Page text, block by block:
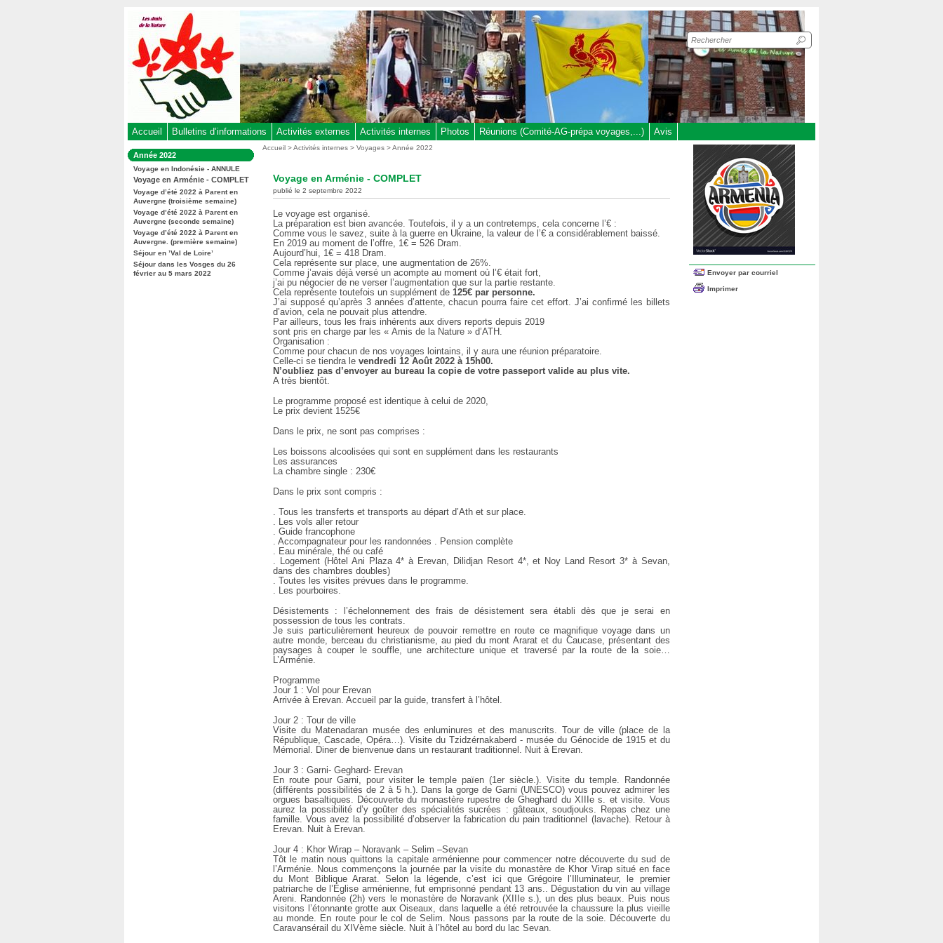
Recherche
sur
le
site
Accueil Bulletins d’informations Activités externes Activités internes Photos Réunions (Comité-AG-prépa voyages,...) Avis
Dans
la
rubrique
:
Année 2022
Voyage en Indonésie - ANNULE
Voyage en Arménie - COMPLET
Voyage d’été 2022 à Parent en
Auvergne (troisième semaine)
Voyage d’été 2022 à Parent en
Auvergne (seconde semaine)
Voyage d’été 2022 à Parent en
Auvergne. (première semaine)
Séjour en ’Val de Loire’
Séjour dans les Vosges du 26
février au 5 mars 2022
Vous
Accueil >Activités internes >Voyages>Année 2022
Voyage en Arménie - COMPLET
publié le 2 septembre 2022
Le voyage est organisé.
La préparation est bien avancée. Toutefois, il y a un contretemps, cela concerne l’€ :
Comme vous le savez, suite à la guerre en Ukraine, la valeur de l’€ a considérablement baissé.
En 2019 au moment de l’offre, 1€ = 526 Dram.
Aujourd’hui, 1€ = 418 Dram.
Cela représente sur place, une augmentation de 26%.
Comme j’avais déjà versé un acompte au moment où l’€ était fort,
j’ai pu négocier de ne verser l’augmentation que sur la partie restante.
Cela représente toutefois un supplément de125€ par personne.
J’ai supposé qu’après 3 années d’attente, chacun pourra faire cet effort. J’ai confirmé les billets
d’avion, cela ne pouvait plus attendre.
Par ailleurs, tous les frais inhérents aux divers reports depuis 2019
sont pris en charge par les « Amis de la Nature » d’ATH.
Organisation :
Comme pour chacun de nos voyages lointains, il y aura une réunion préparatoire.
Celle-ci se tiendra levendredi 12 Août 2022 à 15h00.
N’oubliez pas d’envoyer au bureau la copie de votre passeport valide au plus vite.
A très bientôt.
Le programme proposé est identique à celui de 2020,
Le prix devient 1525€
Dans le prix, ne sont pas comprises :
Les boissons alcoolisées qui sont en supplément dans les restaurants
Les assurances
La chambre single : 230€
Dans le prix sont compris :
. Tous les transferts et transports au départ d’Ath et sur place.
. Les vols aller retour
. Guide francophone
. Accompagnateur pour les randonnées . Pension complète
. Eau minérale, thé ou café
. Logement (Hôtel Ani Plaza 4* à Erevan, Dilidjan Resort 4*, et Noy Land Resort 3* à Sevan,
dans des chambres doubles)
. Toutes les visites prévues dans le programme.
. Les pourboires.
Désistements : l’échelonnement des frais de désistement sera établi dès que je serai en
possession de tous les contrats.
Je suis particulièrement heureux de pouvoir remettre en route ce magnifique voyage dans un
autre monde, berceau du christianisme, au pied du mont Ararat et du Caucase, présentant des
paysages à couper le souffle, une architecture unique et traversé par la route de la soie…
L’Arménie.
Programme
Jour 1 : Vol pour Erevan
Arrivée à Erevan. Accueil par la guide, transfert à l’hôtel.
Jour 2 : Tour de ville
Visite du Matenadaran musée des enluminures et des manuscrits. Tour de ville (place de la
République, Cascade, Opéra…). Visite du Tzidzérnakaberd - musée du Génocide de 1915 et du
Mémorial. Diner de bienvenue dans un restaurant traditionnel. Nuit à Erevan.
Jour 3 : Garni- Geghard- Erevan
En route pour Garni, pour visiter le temple païen (1er siècle.). Visite du temple. Randonnée
(différents possibilités de 2 à 5 h.). Dans la gorge de Garni (UNESCO) vous pouvez admirer les
orgues basaltiques. Découverte du monastère rupestre de Gheghard du XIIIe s. et visite. Vous
aurez la possibilité d’y goûter des spécialités sucrées : gâteaux, soudjouks. Repas chez une
famille. Vous avez la possibilité d’observer la fabrication du pain traditionnel (lavache). Retour à
Erevan. Nuit à Erevan.
Jour 4 : Khor Wirap – Noravank – Selim –Sevan
Tôt le matin nous quittons la capitale arménienne pour commencer notre découverte du sud de
l’Arménie. Nous commençons la journée par la visite du monastère de Khor Virap situé en face
du Mont Biblique Ararat. Selon la légende, c’est ici que Grégoire l’Illuminateur, le premier
patriarche de l’Église arménienne, fut emprisonné pendant 13 ans.. Dégustation du vin au village
Areni. Randonnée (2h) vers le monastère de Noravank (XIIIe s.), un des plus beaux. Puis nous
visitons l’étonnante grotte aux Oiseaux, dans laquelle a été retrouvée la chaussure la plus vieille
au monde. En route pour le col de Selim. Nous passons par la route de la soie. Découverte du
Caravansérail du XIVème siècle. Nuit à l’hôtel au bord du lac Sevan.
Envoyer par courriel
Imprimer